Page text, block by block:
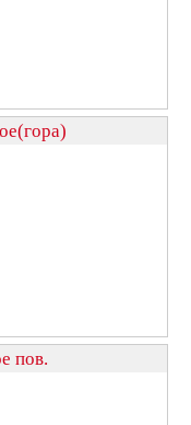
пов.